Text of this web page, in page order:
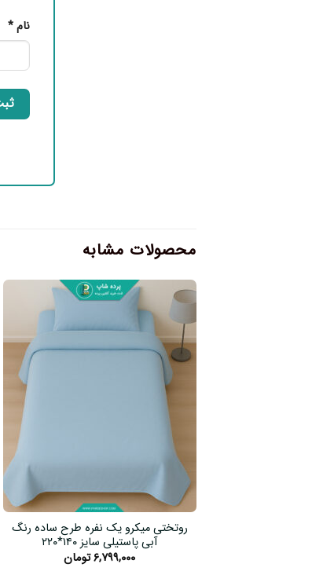
نام*
محصولات مشابه
روتختی میکرو یک نفره طرح ساده رنگ
آبی پاستیلی سایز ۱۴۰*۲۲۰
۶,۷۹۹,۰۰۰تومان